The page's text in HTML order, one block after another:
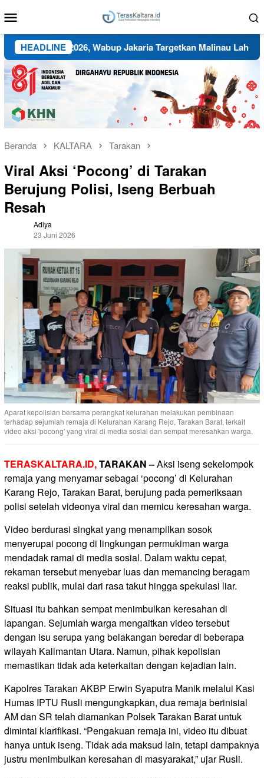
ke
Mobile
HEADLINE
BMC 2026, Wabup Jakaria Targetkan Malinau Lahirkan Atlet
Beranda KALTARA Tarakan
Viral Aksi ‘Pocong’ di Tarakan
Berujung Polisi, Iseng Berbuah
Resah
Adiya
23 Juni 2026
Aparat kepolisian bersama perangkat kelurahan melakukan pembinaan
terhadap sejumlah remaja di Kelurahan Karang Rejo, Tarakan Barat, terkait
video aksi 'pocong' yang viral di media sosial dan sempat meresahkan warga.
TERASKALTARA.ID,TARAKAN –Aksi iseng sekelompok
remaja yang menyamar sebagai ‘pocong’ di Kelurahan
Karang Rejo, Tarakan Barat, berujung pada pemeriksaan
polisi setelah videonya viral dan memicu keresahan warga.
Video berdurasi singkat yang menampilkan sosok
menyerupai pocong di lingkungan permukiman warga
mendadak ramai di media sosial. Dalam waktu cepat,
rekaman tersebut menyebar luas dan memancing beragam
reaksi publik, mulai dari rasa takut hingga spekulasi liar.
Situasi itu bahkan sempat menimbulkan keresahan di
lapangan. Sejumlah warga mengaitkan video tersebut
dengan isu serupa yang belakangan beredar di beberapa
wilayah Kalimantan Utara. Namun, pihak kepolisian
memastikan tidak ada keterkaitan dengan kejadian lain.
Kapolres Tarakan AKBP Erwin Syaputra Manik melalui Kasi
Humas IPTU Rusli mengungkapkan, dua remaja berinisial
AM dan SR telah diamankan Polsek Tarakan Barat untuk
dimintai klarifikasi. “Pengakuan remaja ini, video itu dibuat
hanya untuk iseng. Tidak ada maksud lain, tetapi dampaknya
justru menimbulkan keresahan di masyarakat,” ujar Rusli.